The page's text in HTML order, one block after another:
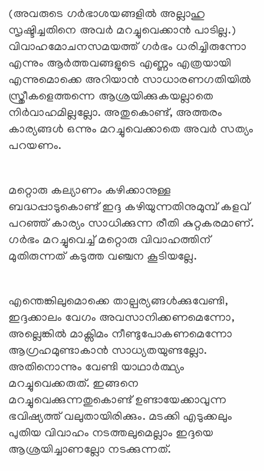
(അവരുടെ ഗര്‍ഭാശയങ്ങളില്‍ അല്ലാഹു
സൃഷ്ടിച്ചതിനെ അവര്‍ മറച്ചുവെക്കാന്‍ പാടില്ല.)
വിവാഹമോചനസമയത്ത് ഗര്‍ഭം ധരിച്ചിരുന്നോ
എന്നും ആര്‍ത്തവങ്ങളുടെ എണ്ണം എത്രയായി
എന്നുമൊക്കെ അറിയാന്‍ സാധാരണഗതിയില്‍
സ്ത്രീകളെത്തന്നെ ആശ്രയിക്കുകയല്ലാതെ
നിര്‍വാഹമില്ലല്ലോ. അതുകൊണ്ട്, അത്തരം
കാര്യങ്ങള്‍ ഒന്നും മറച്ചുവെക്കാതെ അവര്‍ സത്യം
പറയണം.
മറ്റൊരു കല്യാണം കഴിക്കാനുള്ള
ബദ്ധപ്പാടുകൊണ്ട് ഇദ്ദ കഴിയുന്നതിനുമുമ്പ് കളവ്
പറഞ്ഞ് കാര്യം സാധിക്കുന്ന രീതി കുറ്റകരമാണ്.
ഗര്‍ഭം മറച്ചുവെച്ച് മറ്റൊരു വിവാഹത്തിന്
മുതിരുന്നത് കടുത്ത വഞ്ചന കൂടിയല്ലേ.
എന്തെങ്കിലുമൊക്കെ താല്പര്യങ്ങള്‍ക്കുവേണ്ടി,
ഇദ്ദക്കാലം വേഗം അവസാനിക്കണമെന്നോ,
അല്ലെങ്കില്‍ മാക്സിമം നീണ്ടുപോകണമെന്നോ
ആഗ്രഹമുണ്ടാകാന്‍ സാധ്യതയുണ്ടല്ലോ.
അതിനൊന്നും വേണ്ടി യാഥാര്‍ത്ഥ്യം
മറച്ചുവെക്കരുത്. ഇങ്ങനെ
മറച്ചുവെക്കുന്നതുകൊണ്ട് ഉണ്ടായേക്കാവുന്ന
ഭവിഷ്യത്ത് വലുതായിരിക്കും. മടക്കി എടുക്കലും
പുതിയ വിവാഹം നടത്തലുമെല്ലാം ഇദ്ദയെ
ആശ്രയിച്ചാണല്ലോ നടക്കുന്നത്.